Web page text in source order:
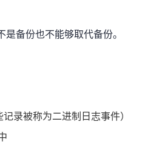
备份也不能够取代备份。
录被称为二进制日志事件）